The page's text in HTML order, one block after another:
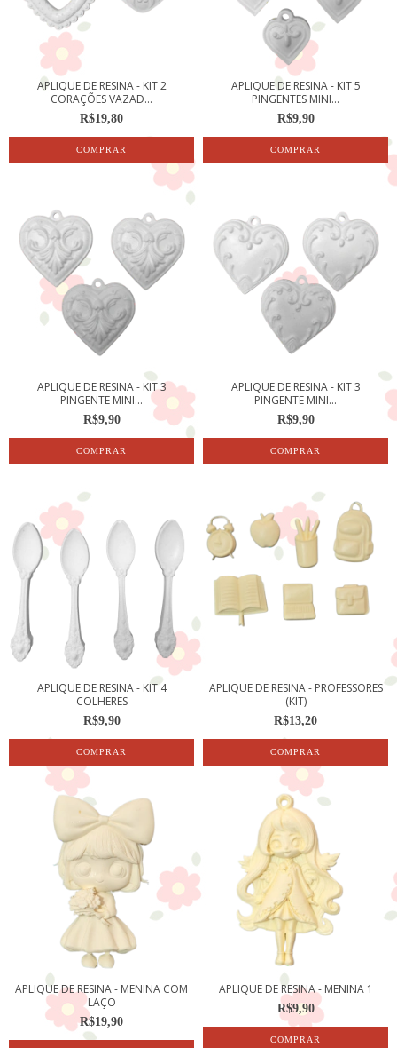
APLIQUE DE RESINA - KIT 2
CORAÇÕES VAZAD...
R$19,80
APLIQUE DE RESINA - KIT 5
PINGENTES MINI...
R$9,90
APLIQUE DE RESINA - KIT 3
PINGENTE MINI...
R$9,90
APLIQUE DE RESINA - KIT 3
PINGENTE MINI...
R$9,90
APLIQUE DE RESINA - KIT 4
COLHERES
R$9,90
APLIQUE DE RESINA - PROFESSORES
(KIT)
R$13,20
APLIQUE DE RESINA - MENINA COM
LAÇO
R$19,90
APLIQUE DE RESINA - MENINA 1
R$9,90